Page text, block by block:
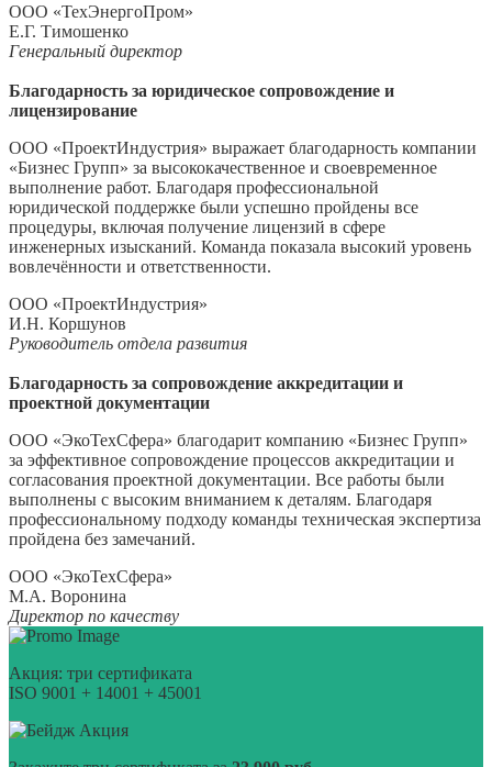
ООО «ТехЭнергоПром»
Е.Г. Тимошенко
Генеральный директор
Благодарность за юридическое сопровождение и
лицензирование
ООО «ПроектИндустрия» выражает благодарность компании
«Бизнес Групп» за высококачественное и своевременное
выполнение работ. Благодаря профессиональной
юридической поддержке были успешно пройдены все
процедуры, включая получение лицензий в сфере
инженерных изысканий. Команда показала высокий уровень
вовлечённости и ответственности.
ООО «ПроектИндустрия»
И.Н. Коршунов
Руководитель отдела развития
Благодарность за сопровождение аккредитации и
проектной документации
ООО «ЭкоТехСфера» благодарит компанию «Бизнес Групп»
за эффективное сопровождение процессов аккредитации и
согласования проектной документации. Все работы были
выполнены с высоким вниманием к деталям. Благодаря
профессиональному подходу команды техническая экспертиза
пройдена без замечаний.
ООО «ЭкоТехСфера»
М.А. Воронина
Директор по качеству
Акция: три сертификата
ISO 9001 + 14001 + 45001
Акция